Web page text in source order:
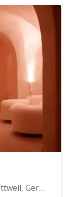
Brugger Straße 11, 78628 Rottweil, Germany